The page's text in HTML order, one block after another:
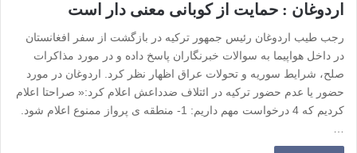
اردوغان : حمایت از کوبانی معنی دار است
رجب طیب اردوغان رئیس جمهور ترکیه در بازگشت از سفر افغانستان
در داخل هواپیما به سوالات خبرنگاران پاسخ داده و در مورد مذاکرات
صلح، شرایط سوریه و تحولات عراق اظهار نظر کرد. اردوغان در مورد
حضور یا عدم حضور ترکیه در ائتلاف ضدداعش اعلام کرد:« صراحتا اعلام
کردیم که 4 درخواست مهم داریم: 1- منطقه ی پرواز ممنوع اعلام شود.